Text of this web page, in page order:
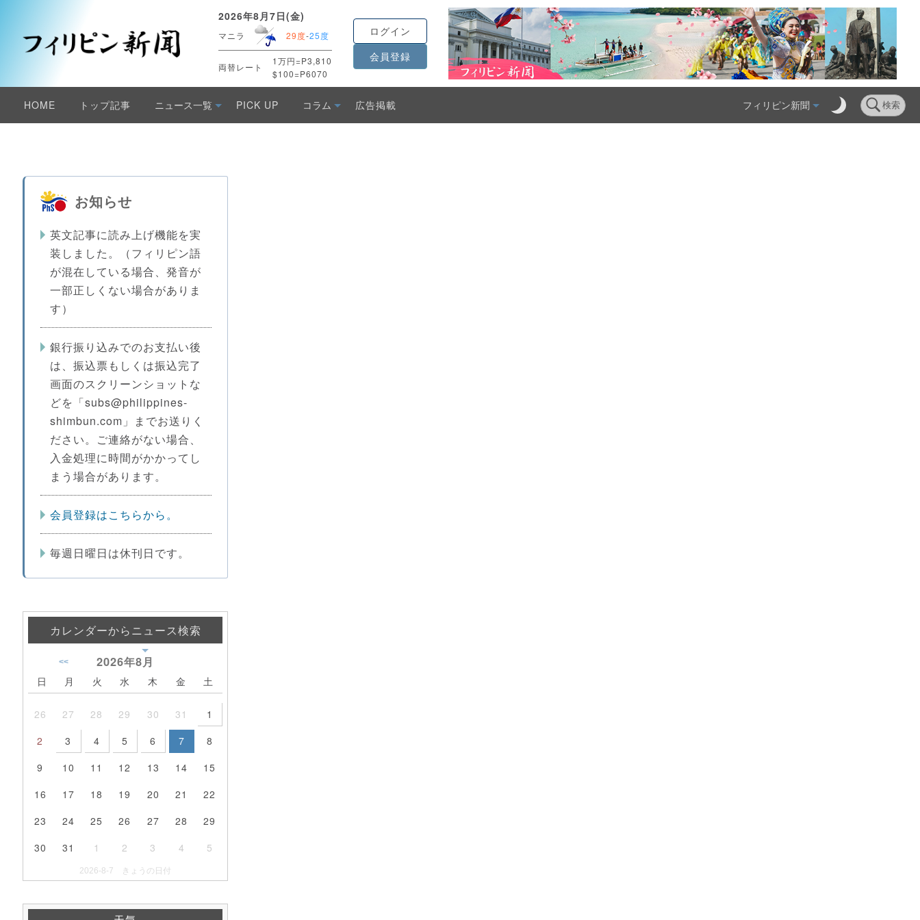
2026年8月7日(金)
マニラ 29度-25度
両替レート
1万円=P3,810
$100=P6070
ログイン
会員登録
HOME トップ記事 ニュース一覧 PICK UP コラム 広告掲載 フィリピン新聞 検索
お知らせ
英文記事に読み上げ機能を実
装しました。（フィリピン語
が混在している場合、発音が
一部正しくない場合がありま
す）
銀行振り込みでのお支払い後
は、振込票もしくは振込完了
画面のスクリーンショットな
どを「subs@philippines-
shimbun.com」までお送りく
ださい。ご連絡がない場合、
入金処理に時間がかかってし
まう場合があります。
会員登録はこちらから。
毎週日曜日は休刊日です。
カレンダーからニュース検索
2026年8月
<<
日 月 火 水 木 金 土
26 27 28 29 30 31
1
2
3 4 5 6 7
8
9
10 11 12 13 14
15
16
17 18 19 20 21
22
23
24 25 26 27 28
29
30
31 1 2 3 4 5
2026-8-7 きょうの日付